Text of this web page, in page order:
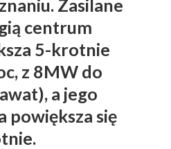
Zasilane
centrum
5-krotnie
z 8MW do
a jego
powiększa się